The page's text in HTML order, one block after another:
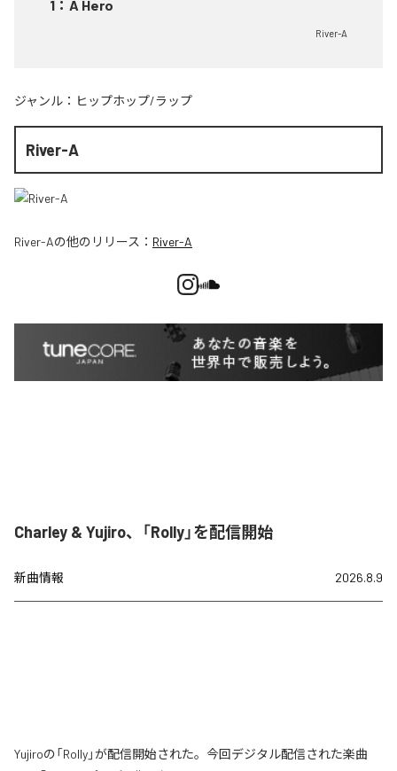
1 ： A Hero
River-A
ジャンル： ヒップホップ/ラップ
River-A
River-Aの他のリリース： River-A
Charley & Yujiro、「Rolly」を配信開始
新曲情報 2026.8.9
Yujiroの「Rolly」が配信開始された。今回デジタル配信された楽曲